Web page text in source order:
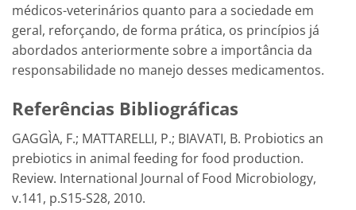
médicos-veterinários quanto para a sociedade em
geral, reforçando, de forma prática, os princípios já
abordados anteriormente sobre a importância da
responsabilidade no manejo desses medicamentos.
Referências Bibliográficas
GAGGÌA, F.; MATTARELLI, P.; BIAVATI, B. Probiotics an
prebiotics in animal feeding for food production.
Review. International Journal of Food Microbiology,
v.141, p.S15-S28, 2010.